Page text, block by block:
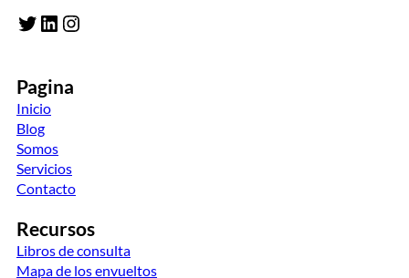
Twitter LinkedIn Instagram
Pagina
Inicio
Blog
Somos
Servicios
Contacto
Recursos
Libros de consulta
Mapa de los envueltos